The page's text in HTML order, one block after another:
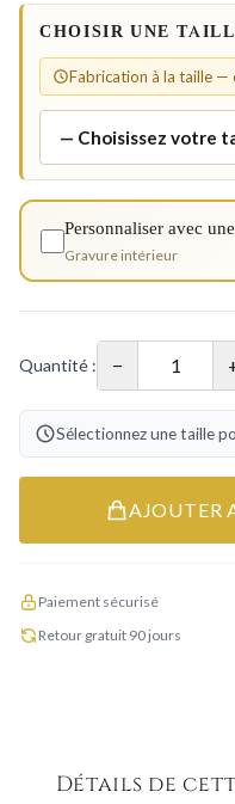
CHOISIR UNE
Fabrication à la taille —
Personnaliser avec
Gravure intérieur
Quantité : −
Sélectionnez une taille
AJOUTER
Paiement sécurisé
Retour gratuit 90 jours
Détails de